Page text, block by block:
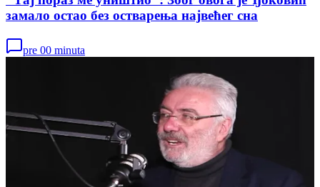
замало остао без остварења највећег сна
pre 00 minuta